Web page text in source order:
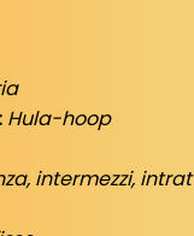
Hula-hoop
intermezzi,